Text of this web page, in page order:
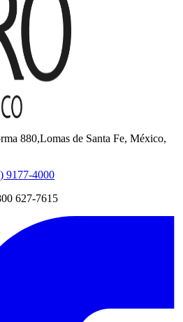
880,Lomas de Santa Fe, México,
9177-4000
627-7615